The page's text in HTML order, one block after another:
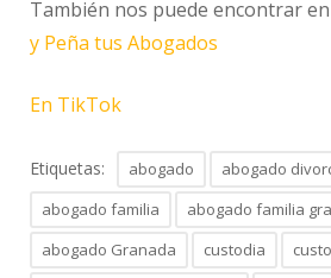
También nos puede encontrar en
y Peña tus Abogados
En TikTok
Etiquetas: abogado
abogado
abogado familia
abogado familia
abogado Granada
custodia